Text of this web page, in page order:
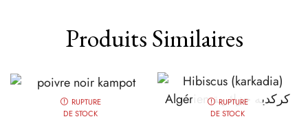
Produits Similaires
RUPTURE
DE STOCK
RUPTURE
DE STOCK